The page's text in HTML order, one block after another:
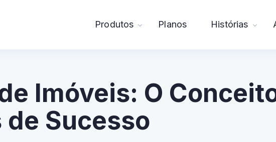
Produtos Planos Histórias
Imóveis: O
Sucesso